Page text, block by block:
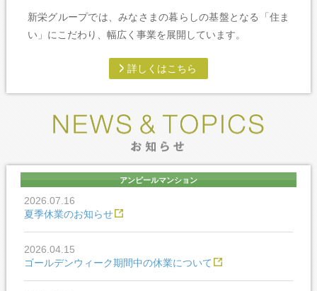
新栄グループでは、みなさまの暮らしの基盤となる「住ま
い」にこだわり、幅広く事業を展開しています。
詳しくはこちら
アンピールマンション
2026.07.16
夏季休業のお知らせ
2026.04.15
ゴールデンウィーク期間中の休業について